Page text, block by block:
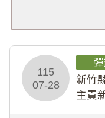
115
07-28
新竹
主責